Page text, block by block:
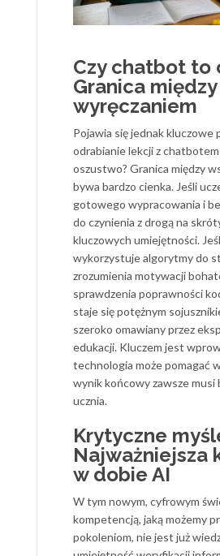
Czy chatbot to
Granica
wyręczaniem
Pojawia się jednak kluczowe
odrabianie lekcji z
oszustwo? Granica między
bywa bardzo cienka. Jeśli
gotowego wypracowania i
do czynienia z drogą na
kluczowych umiejętności.
wykorzystuje algorytmy do
zrozumienia motywacji
sprawdzenia poprawności
staje się potężnym
szeroko omawiany przez
edukacji. Kluczem jest
technologia może pomagać
wynik końcowy zawsze musi
ucznia.
Krytyczne
Najważniejsza
w dobie AI
W tym nowym, cyfrowym
kompetencją, jaką możemy
pokoleniom, nie jest już